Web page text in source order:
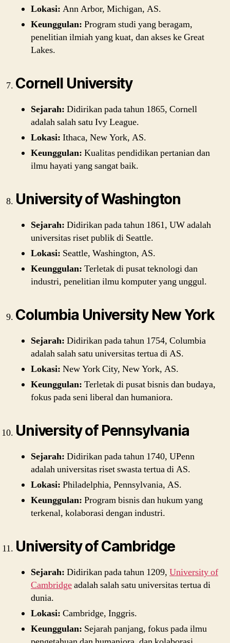
Lokasi: Ann Arbor, Michigan, AS.
Keunggulan: Program studi yang beragam,
penelitian ilmiah yang kuat, dan akses ke Great
Lakes.
Cornell University
Sejarah: Didirikan pada tahun 1865, Cornell
adalah salah satu Ivy League.
Lokasi: Ithaca, New York, AS.
Keunggulan: Kualitas pendidikan pertanian dan
ilmu hayati yang sangat baik.
University of Washington
Sejarah: Didirikan pada tahun 1861, UW adalah
universitas riset publik di Seattle.
Lokasi: Seattle, Washington, AS.
Keunggulan: Terletak di pusat teknologi dan
industri, penelitian ilmu komputer yang unggul.
Columbia University New York
Sejarah: Didirikan pada tahun 1754, Columbia
adalah salah satu universitas tertua di AS.
Lokasi: New York City, New York, AS.
Keunggulan: Terletak di pusat bisnis dan budaya,
fokus pada seni liberal dan humaniora.
University of Pennsylvania
Sejarah: Didirikan pada tahun 1740, UPenn
adalah universitas riset swasta tertua di AS.
Lokasi: Philadelphia, Pennsylvania, AS.
Keunggulan: Program bisnis dan hukum yang
terkenal, kolaborasi dengan industri.
University of Cambridge
Sejarah: Didirikan pada tahun 1209, University of
Cambridgeadalah salah satu universitas tertua di
dunia.
Lokasi: Cambridge, Inggris.
Keunggulan: Sejarah panjang, fokus pada ilmu